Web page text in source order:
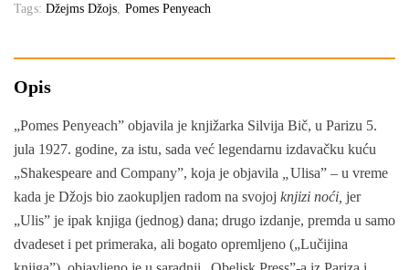
Tags: Džejms Džojs, Pomes Penyeach
Opis
„Pomes Penyeach” objavila je knjižarka Silvija Bič, u Parizu 5.
jula 1927. godine, za istu, sada već legendarnu izdavačku kuću
„Shakespeare and Company”, koja je objavila
Ulisa” – u vreme
kada je Džojs bio zaokupljen radom na svojoj knjizi noći jer
„Ulis” je ipak knjiga (jednog) dana; drugo izdanje, premda u samo
dvadeset i pet primeraka, ali bogato opremljeno („Lučijina